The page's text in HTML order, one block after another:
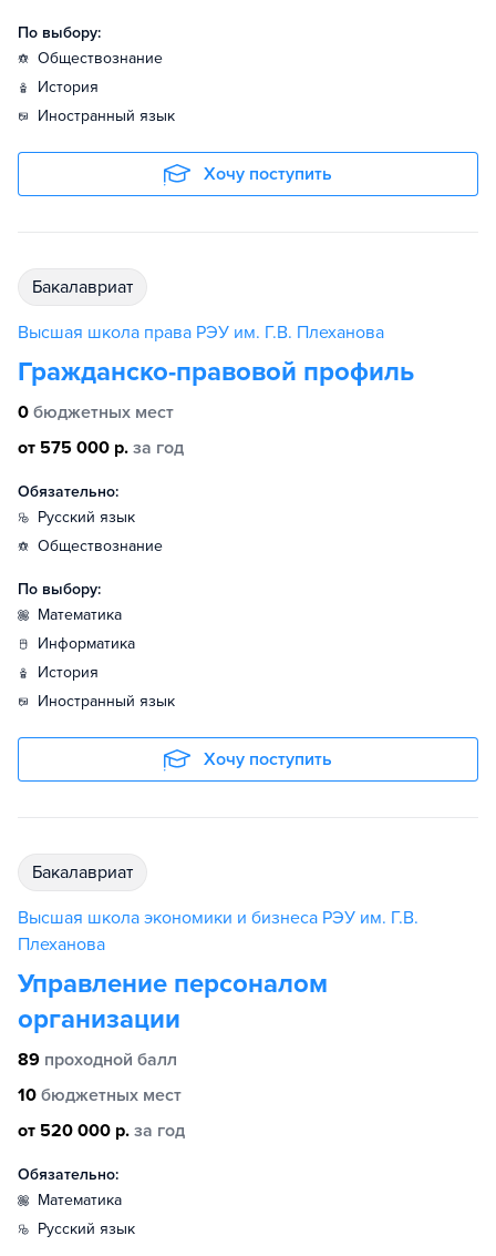
По выбору:
обществознание
история
иностранный язык
Хочу поступить
бакалавриат
Высшая школа права​ РЭУ им. Г.В. Плеханова
Гражданско-правовой профиль
0 бюджетных мест
от 575 000 р. за год
Обязательно:
русский язык
обществознание
По выбору:
математика
информатика
история
иностранный язык
Хочу поступить
бакалавриат
Высшая школа экономики и бизнеса РЭУ им. Г.В.
Плеханова
Управление персоналом
организации
89 проходной балл
10 бюджетных мест
от 520 000 р. за год
Обязательно:
математика
русский язык